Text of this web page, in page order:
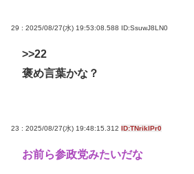
29 : 2025/08/27(水) 19:53:08.588 ID:SsuwJ8LN0
>>22
褒め言葉かな？
23 : 2025/08/27(水) 19:48:15.312 ID:TNriklPr0
お前ら参政党みたいだな